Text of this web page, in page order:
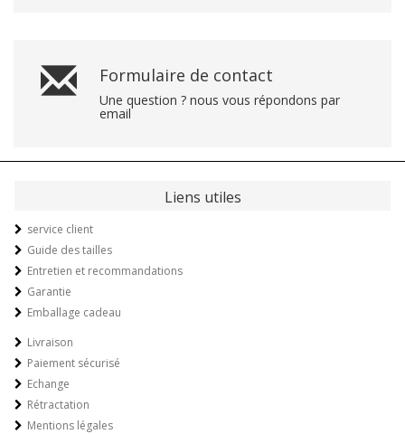
Formulaire de contact
Une question ? nous vous répondons par
email
Liens utiles
service client
Guide des tailles
Entretien et recommandations
Garantie
Emballage cadeau
Livraison
Paiement sécurisé
Echange
Rétractation
Mentions légales